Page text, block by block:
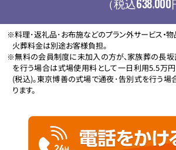
（税込638,000
※料理･返礼品･お布施などのプラン外サービス・物
火葬料金は別途お客様負担。
※無料の会員制度に未加入の方が、家族葬の長
を行う場合は式場使用料として一日利用5.5万
(税込)。東京博善の式場で通夜･告別式を行う
ります。